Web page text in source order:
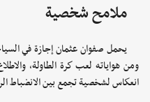
ملامح شخصية
يحمل صفوان عثمان إجازة في
ومن هواياته لعب كرة الطاولة،
انعكاس لشخصية تجمع بين الانضباط